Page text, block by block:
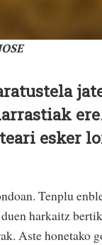
esker
Tenplu
harkaitz
Aste honetako